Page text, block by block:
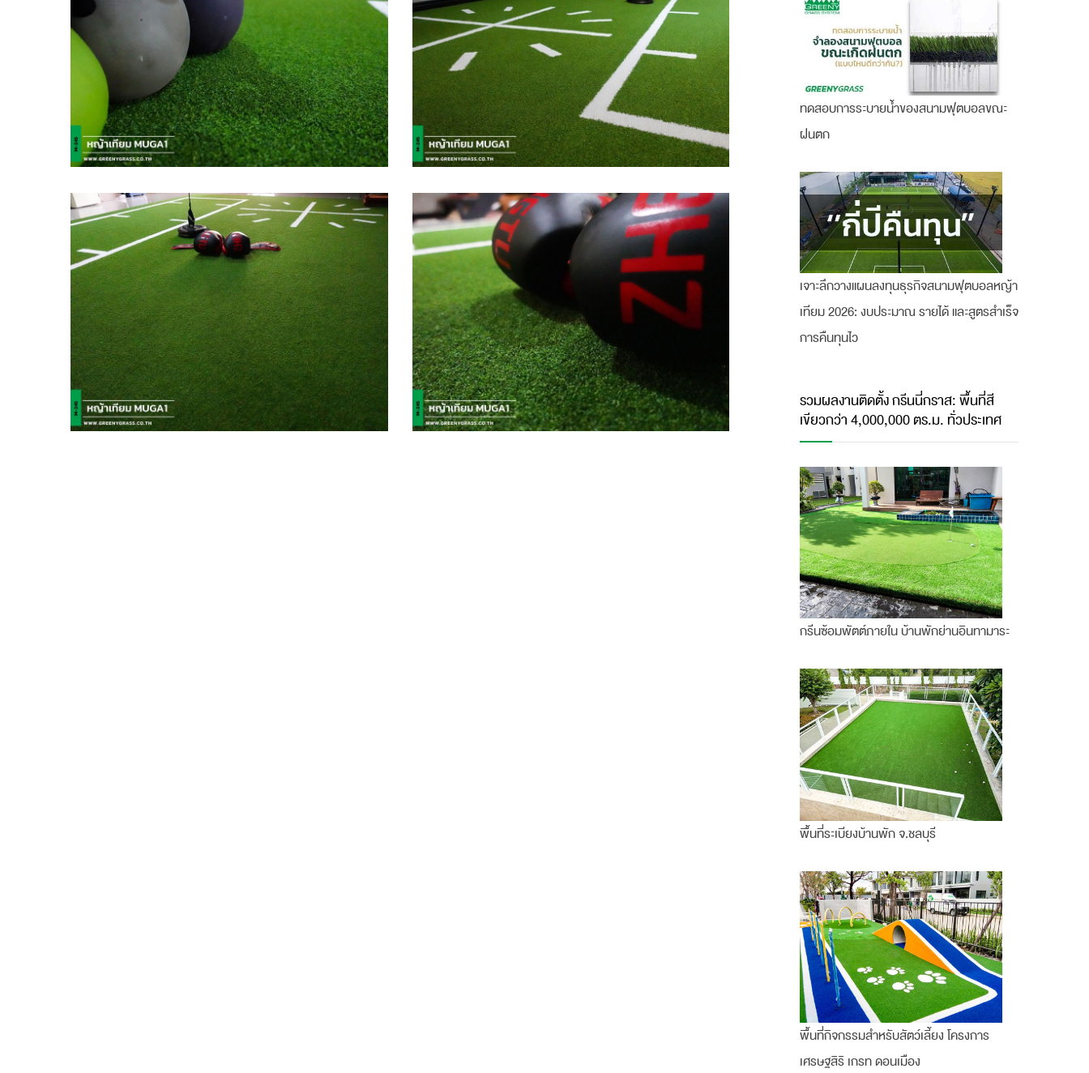
ทดสอบการระบายน้ำของสนามฟุตบอลขณะ
ฝนตก
เจาะลึกวางแผนลงทุนธุรกิจสนามฟุตบอลหญ้า
เทียม 2026: งบประมาณ รายได้ และสูตรสำเร็จ
การคืนทุนไว
รวมผลงานติดตั้ง กรีนนี่กราส: พื้นที่สี
เขียวกว่า 4,000,000 ตร.ม. ทั่วประเทศ
กรีนซ้อมพัตต์ภายใน บ้านพักย่านอินทามาระ
พื้นที่ระเบียงบ้านพัก จ.ชลบุรี
พื้นที่กิจกรรมสำหรับสัตว์เลี้ยง โครงการ
เศรษฐสิริ เกรท ดอนเมือง